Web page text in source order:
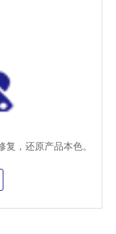
，还原产品本色。